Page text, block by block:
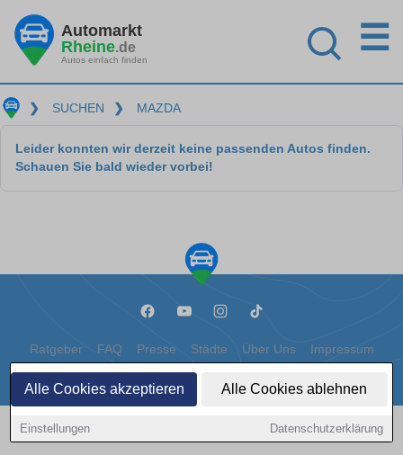
Alle Cookies akzeptieren Alle Cookies ablehnen
Einstellungen Datenschutzerklärung
Automarkt
Rheine.de
Autos einfach finden
☰
❯ SUCHEN ❯ MAZDA
Leider konnten wir derzeit keine passenden Autos finden.
Schauen Sie bald wieder vorbei!
Ratgeber FAQ Presse Städte Über Uns Impressum
Datenschutz Cookies
Copyright © 2000 - 2026 | 1A Infosysteme GmbH | Content by: 1a-sites-autos